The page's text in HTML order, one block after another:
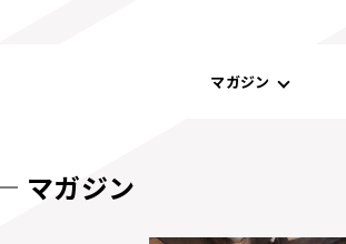
マガジン
マガジン